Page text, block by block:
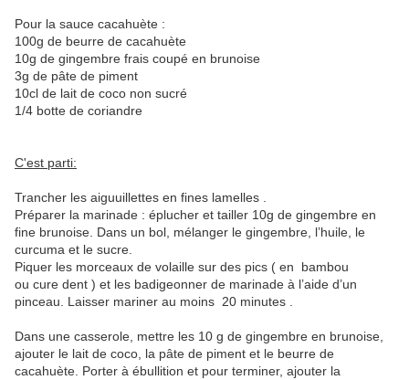
Pour la sauce cacahuète :
100g de beurre de cacahuète
10g de gingembre frais coupé en brunoise
3g de pâte de piment
10cl de lait de coco non sucré
1/4 botte de coriandre
C'est parti:
Trancher les aiguuillettes en fines lamelles .
Préparer la marinade : éplucher et tailler 10g de gingembre en
fine brunoise. Dans un bol, mélanger le gingembre, l’huile, le
curcuma et le sucre.
Piquer les morceaux de volaille sur des pics ( en bambou
ou cure dent ) et les badigeonner de marinade à l’aide d’un
pinceau. Laisser mariner au moins 20 minutes .
Dans une casserole, mettre les 10 g de gingembre en brunoise,
ajouter le lait de coco, la pâte de piment et le beurre de
cacahuète. Porter à ébullition et pour terminer, ajouter la